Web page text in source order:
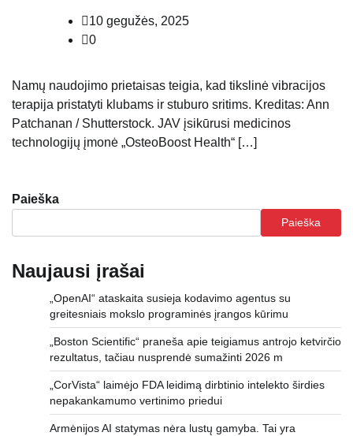
10 gegužės, 2025
0
Namų naudojimo prietaisas teigia, kad tikslinė vibracijos
terapija pristatyti klubams ir stuburo sritims. Kreditas: Ann
Patchanan / Shutterstock. JAV įsikūrusi medicinos
technologijų įmonė „OsteoBoost Health“ […]
Paieška
Paieška
Naujausi įrašai
„OpenAI“ ataskaita susieja kodavimo agentus su
greitesniais mokslo programinės įrangos kūrimu
„Boston Scientific“ praneša apie teigiamus antrojo ketvirčio
rezultatus, tačiau nusprendė sumažinti 2026 m
„CorVista“ laimėjo FDA leidimą dirbtinio intelekto širdies
nepakankamumo vertinimo priedui
Armėnijos AI statymas nėra lustų gamyba. Tai yra